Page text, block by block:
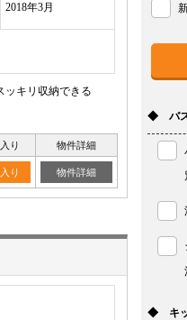
2018年3月
ッキリ収納できる
り 物件詳細
り 物件詳細
◆ バス
◆ キ